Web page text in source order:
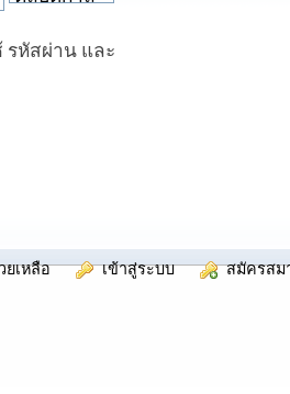
รหัสผ่าน และ
เหลือ เข้าสู่ระบบ สมัครสม